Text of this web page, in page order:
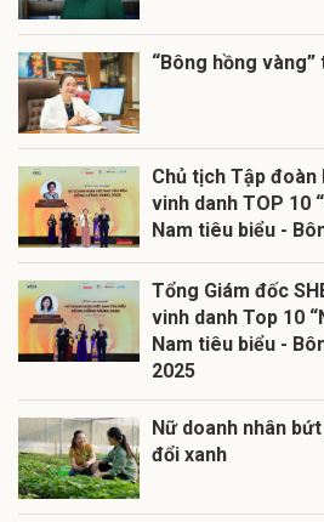
“Bông hồng
Chủ tịch Tập đoàn
vinh danh TOP 10
Nam tiêu biểu -
Tổng Giám đốc
vinh danh Top 10
Nam tiêu biểu -
2025
Nữ doanh nhân
đổi xanh